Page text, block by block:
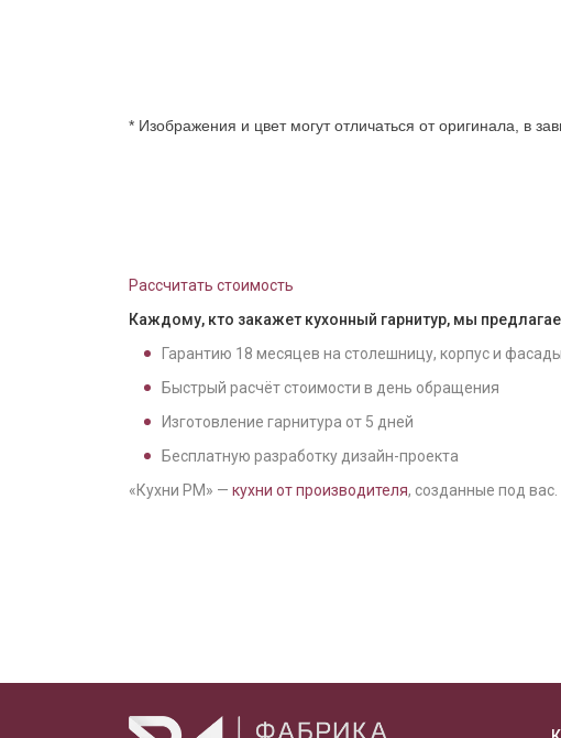
* Изображения и цвет могут отличаться от оригинала, в
Рассчитать стоимость
Каждому, кто закажет кухонный гарнитур, мы
Гарантию 18 месяцев на столешницу, корпус и фасады
Быстрый расчёт стоимости в день обращения
Изготовление гарнитура от 5 дней
Бесплатную разработку дизайн-проекта
«Кухни РМ» — кухни от производителя, созданные под вас.